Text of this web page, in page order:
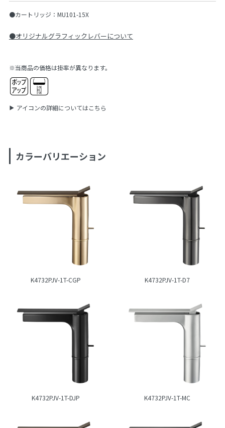
●カートリッジ：MU101-15X
●オリジナルグラフィックレバーについて
※当商品の価格は掛率が異なります。
アイコンの詳細についてはこちら
カラーバリエーション
K4732PJV-1T-CGP K4732PJV-1T-D7
K4732PJV-1T-DJP K4732PJV-1T-MC